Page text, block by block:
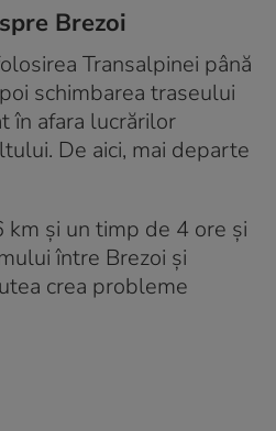
Brezoi
Transalpinei până
schimbarea traseului
în afara lucrărilor
De aici, mai departe
și un timp de 4 ore și
între Brezoi și
crea probleme